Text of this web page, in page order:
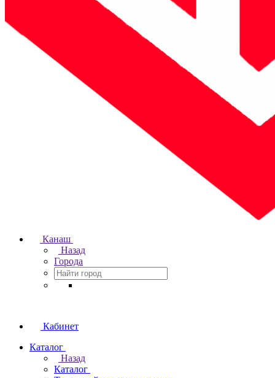
Канаш
Назад
Города
Кабинет
Каталог
Назад
Каталог